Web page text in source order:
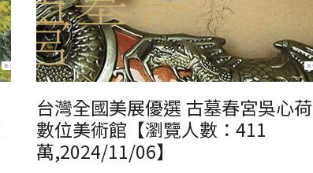
台灣全國美展優選 古墓春宮吳心荷
數位美術館【瀏覽人數：411
萬,2024/11/06】